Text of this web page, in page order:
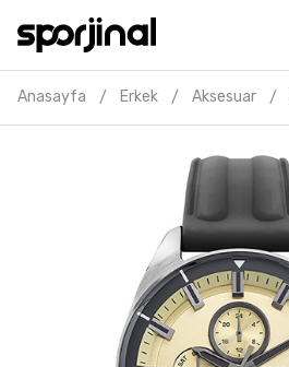
Anasayfa / Erkek / Aksesuar /